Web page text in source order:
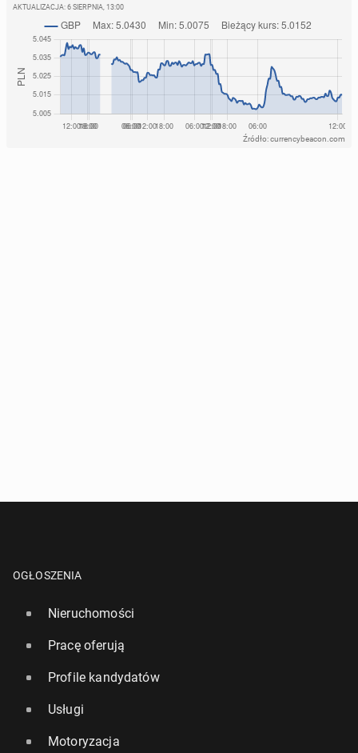
AKTUALIZACJA: 6 SIERPNIA, 13:00
Źródło: currencybeacon.com
OGŁOSZENIA
Nieruchomości
Pracę oferują
Profile kandydatów
Usługi
Motoryzacja